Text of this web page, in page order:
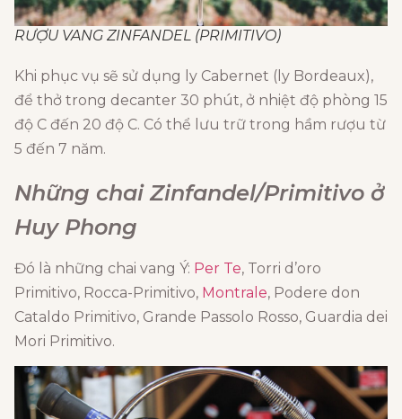
RƯỢU VANG ZINFANDEL (PRIMITIVO)
Khi phục vụ sẽ sử dụng ly Cabernet (ly Bordeaux),
để thở trong decanter 30 phút, ở nhiệt độ phòng 15
độ C đến 20 độ C. Có thể lưu trữ trong hầm rượu từ
5 đến 7 năm.
Những chai Zinfandel/Primitivo ở
Huy Phong
Đó là những chai vang Ý: Per Te, Torri d’oro
Primitivo, Rocca-Primitivo, Montrale, Podere don
Cataldo Primitivo, Grande Passolo Rosso, Guardia dei
Mori Primitivo.